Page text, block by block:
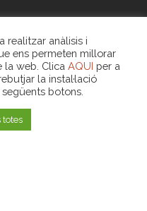
COOPERATIVES
DE LES ILLES
realitzar anàlisis i
ens permeten millorar
la web. Clica AQUI per a
la instal·lació
botons.
totes